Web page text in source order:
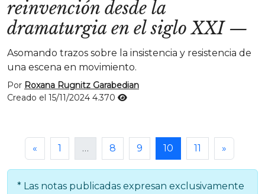
reinvención desde la
dramaturgia en el siglo XXI—
Asomando trazos sobre la insistencia y resistencia de
una escena en movimiento.
Por Roxana Rugnitz Garabedian
Creado el 15/11/2024 4.370
« 1 … 8 9 10 11 »
* Las notas publicadas expresan exclusivamente